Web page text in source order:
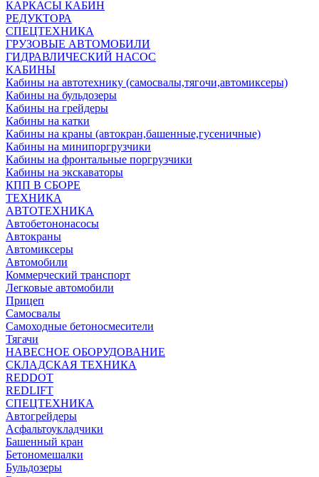
КАРКАСЫ КАБИН
РЕДУКТОРА
СПЕЦТЕХНИКА
ГРУЗОВЫЕ АВТОМОБИЛИ
ГИДРАВЛИЧЕСКИЙ НАСОС
КАБИНЫ
Кабины на автотехнику (самосвалы,тягочи,автомиксеры)
Кабины на бульдозеры
Кабины на грейдеры
Кабины на катки
Кабины на краны (автокран,башенные,гусеничные)
Кабины на минипоргрузчики
Кабины на фронтальные поргрузчики
Кабины на экскаваторы
КПП В СБОРЕ
ТЕХНИКА
АВТОТЕХНИКА
Автобетононасосы
Автокраны
Автомиксеры
Автомобили
Коммерческий транспорт
Легковые автомобили
Прицеп
Самосвалы
Самоходные бетоносмесители
Тягачи
НАВЕСНОЕ ОБОРУДОВАНИЕ
СКЛАДСКАЯ ТЕХНИКА
REDDOT
REDLIFT
СПЕЦТЕХНИКА
Автогрейдеры
Асфальтоукладчики
Башенный кран
Бетономешалки
Бульдозеры